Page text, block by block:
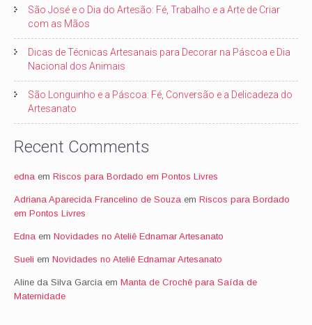
São José e o Dia do Artesão: Fé, Trabalho e a Arte de Criar
com as Mãos
Dicas de Técnicas Artesanais para Decorar na Páscoa e Dia
Nacional dos Animais
São Longuinho e a Páscoa: Fé, Conversão e a Delicadeza do
Artesanato
Recent Comments
edna em Riscos para Bordado em Pontos Livres
Adriana Aparecida Francelino de Souza em Riscos para Bordado
em Pontos Livres
Edna em Novidades no Ateliê Ednamar Artesanato
Sueli em Novidades no Ateliê Ednamar Artesanato
Aline da Silva Garcia em Manta de Crochê para Saída de
Maternidade